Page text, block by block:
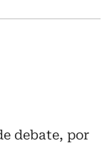
debate, por